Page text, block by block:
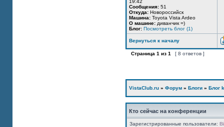
19:42
Сообщения: 51
Откуда: Новороссийск
Машина: Toyota Vista Ardeo
О машине: диванчик =)
Блог: Посмотреть блог (1)
Вернуться к началу
Страница 1 из 1 [ 8 ответов ]
VistaClub.ru » Форум » Блоги » Блог
Кто сейчас на конференции
Зарегистрированные пользователи: